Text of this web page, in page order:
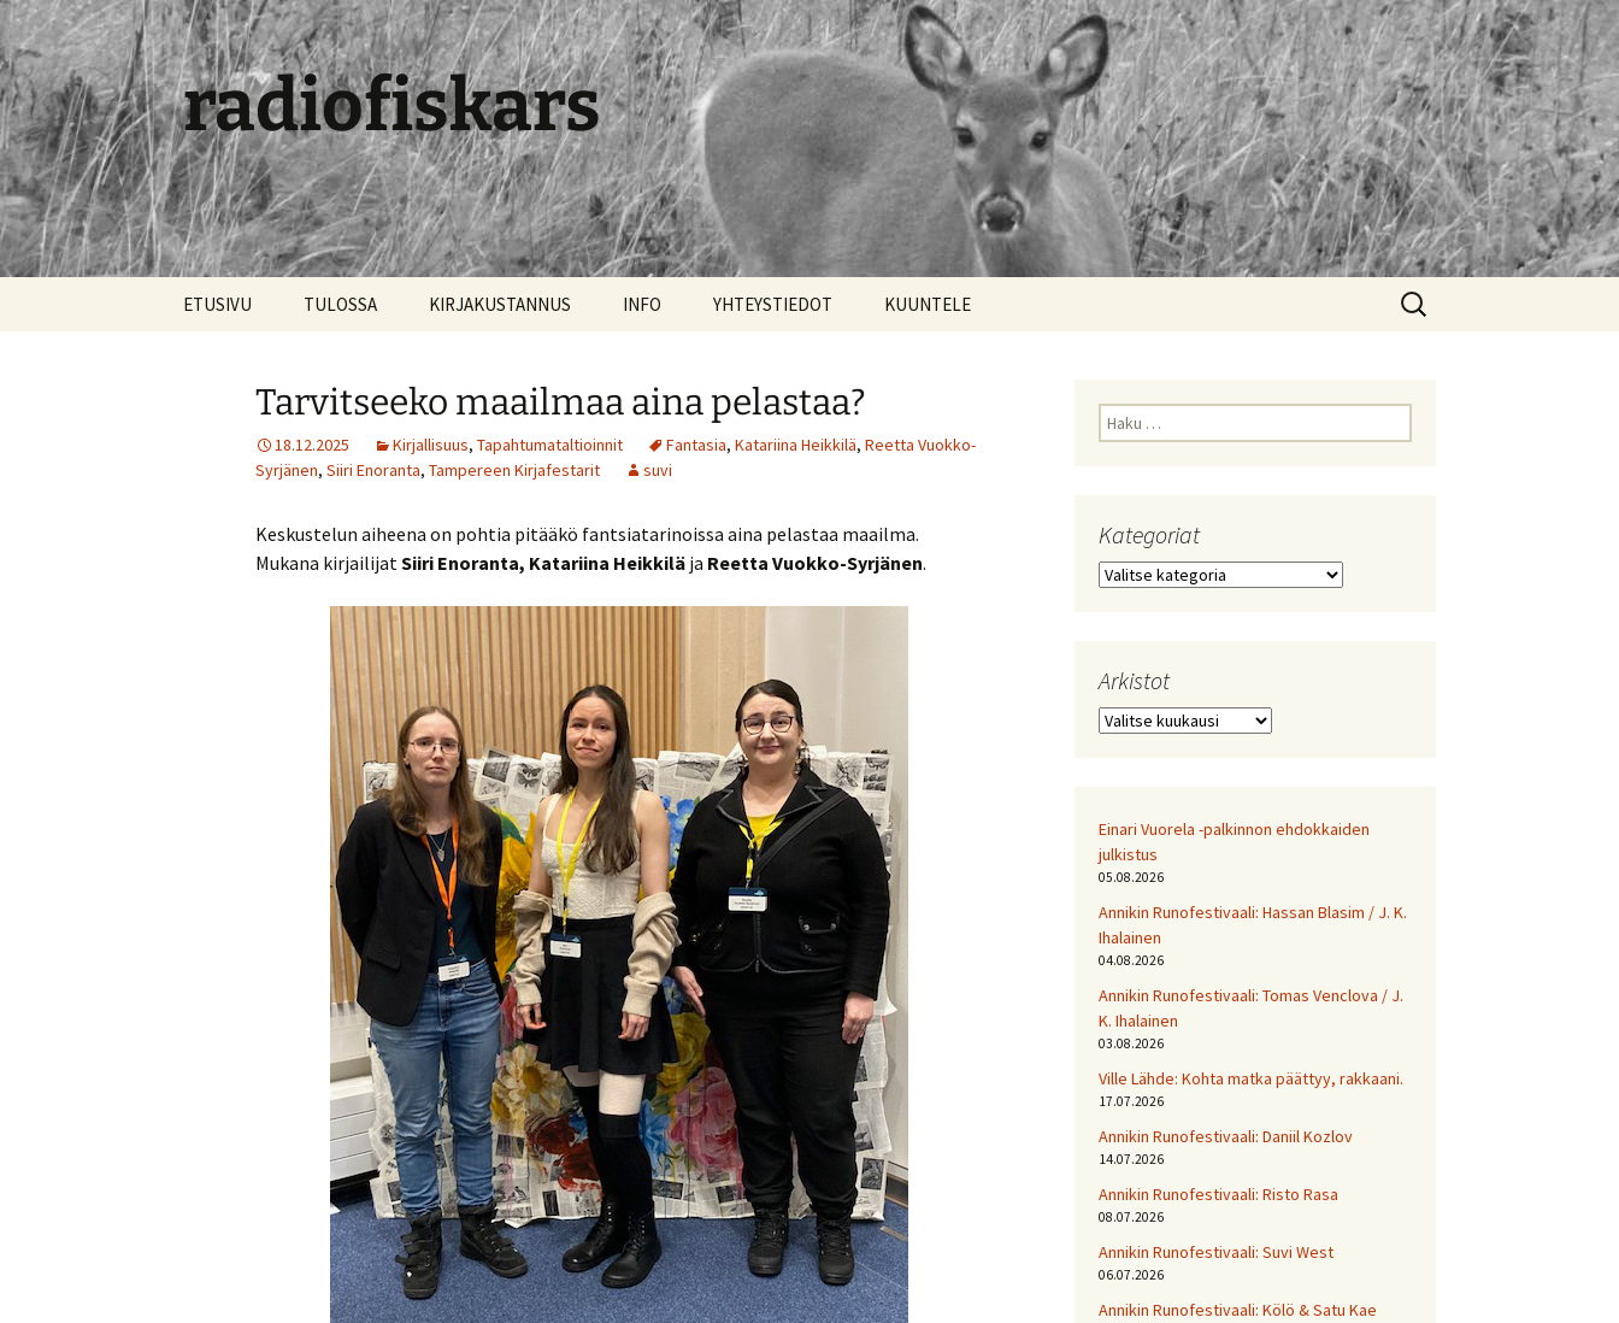
radiofiskars
ETUSIVU TULOSSA KIRJAKUSTANNUS INFO YHTEYSTIEDOT KUUNTELE
Haku:
Tarvitseeko maailmaa aina pelastaa?
18.12.2025 Kirjallisuus, Tapahtumataltioinnit Fantasia, Katariina Heikkilä, Reetta Vuokko-
Syrjänen, Siiri Enoranta, Tampereen Kirjafestarit suvi
Keskustelun aiheena on pohtia pitääkö fantsiatarinoissa aina pelastaa maailma.
Mukana kirjailijatSiiri Enoranta, Katariina Heikkilä ja Reetta Vuokko-Syrjänen.
Haku:
Kategoriat
Kategoriat
Arkistot
Arkistot
Einari Vuorela -palkinnon ehdokkaiden
julkistus
05.08.2026
Annikin Runofestivaali: Has­san Bla­sim / J. K.
Ihalainen
04.08.2026
Annikin Runofestivaali: Tomas Venclova / J.
K. Ihalainen
03.08.2026
Ville Lähde: Kohta matka päättyy, rakkaani.
17.07.2026
Annikin Runofestivaali: Daniil Kozlov
14.07.2026
Annikin Runofestivaali: Risto Rasa
08.07.2026
Annikin Runofestivaali: Suvi West
06.07.2026
Annikin Runofestivaali: Kölö & Satu Kae